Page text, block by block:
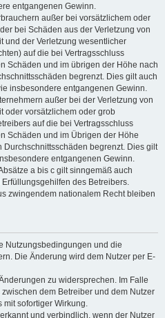
entgangenen Gewinn.
außer bei vorsätzlichem oder
bei Schäden aus der Verletzung von
und der Verletzung wesentlicher
auf die bei Vertragsschluss
Schäden und im übrigen der Höhe nach
begrenzt. Dies gilt auch
insbesondere entgangenen Gewinn.
außer bei der Verletzung von
oder vorsätzlichem oder grob
auf die bei Vertragsschluss
Schäden und im Übrigen der Höhe
Durchschnittsschäden begrenzt. Dies gilt
entgangenen Gewinn.
a bis c gilt sinngemäß auch
des Betreibers.
zwingendem nationalem Recht bleiben
Nutzungsbedingungen und die
Die Änderung wird dem Nutzer per E-
zu widersprechen. Im Falle
dem Betreiber und dem Nutzer
mit sofortiger Wirkung.
und verbindlich, wenn der Nutzer